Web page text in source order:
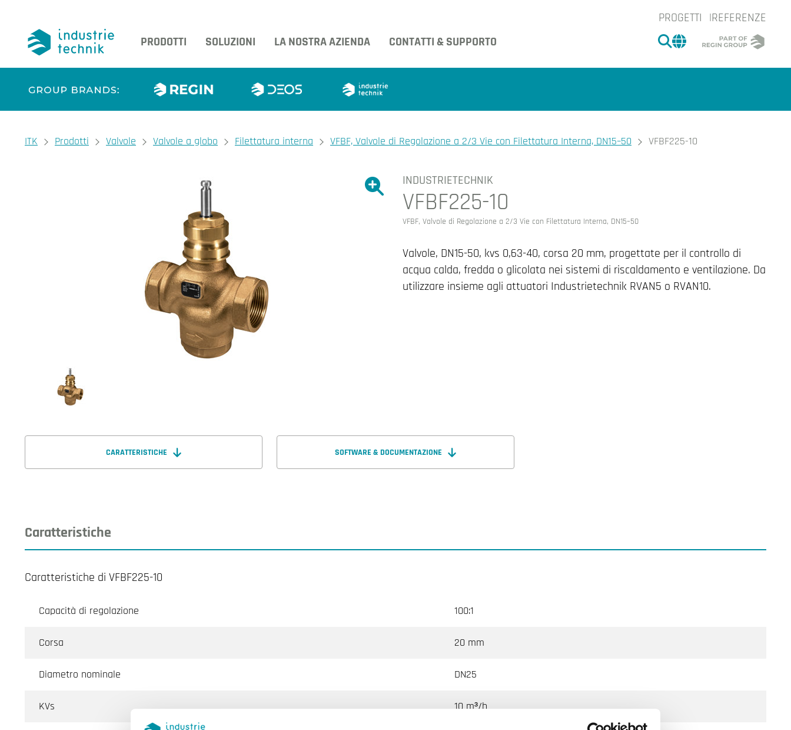
PROGETTI
REFERENZE
PRODOTTI
SOLUZIONI LA NOSTRA AZIENDA CONTATTI & SUPPORTO CERCA
CHANGE MARKET
You are here:
ITK Prodotti Valvole Valvole a globo Filettatura interna VFBF, Valvole di Regolazione a 2/3 Vie con Filettatura Interna, DN15–50 VFBF225-10
Ingrandire l'immagine.
Ingrandire l'immagine.
INDUSTRIETECHNIK
VFBF225-10
VFBF, Valvole di Regolazione a 2/3 Vie con Filettatura Interna, DN15–50
Valvole, DN15-50, kvs 0,63-40, corsa 20 mm, progettate per il controllo di
acqua calda, fredda o glicolata nei sistemi di riscaldamento e ventilazione. Da
utilizzare insieme agli attuatori Industrietechnik RVAN5 o RVAN10.
CARATTERISTICHE SOFTWARE & DOCUMENTAZIONE
Caratteristiche
Caratteristiche di VFBF225-10
Capacità di regolazione 100:1
Corsa 20 mm
Diametro nominale DN25
KVs 10 m³/h